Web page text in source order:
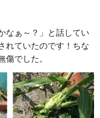
なぁ～？」と話してい
れていたのです！ちな
でした。